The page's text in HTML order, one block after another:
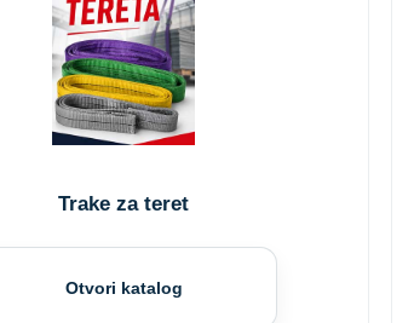
Trake za teret
Otvori katalog